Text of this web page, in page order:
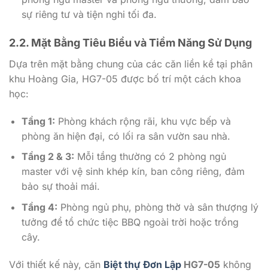
sự riêng tư và tiện nghi tối đa.
2.2. Mặt Bằng Tiêu Biểu và Tiềm Năng Sử Dụng
Dựa trên mặt bằng chung của các căn liền kề tại phân
khu Hoàng Gia, HG7-05 được bố trí một cách khoa
học:
Tầng 1: Phòng khách rộng rãi, khu vực bếp và
phòng ăn hiện đại, có lối ra sân vườn sau nhà.
Tầng 2 & 3: Mỗi tầng thường có 2 phòng ngủ
master với vệ sinh khép kín, ban công riêng, đảm
bảo sự thoải mái.
Tầng 4: Phòng ngủ phụ, phòng thờ và sân thượng lý
tưởng để tổ chức tiệc BBQ ngoài trời hoặc trồng
cây.
Với thiết kế này, căn Biệt thự Đơn Lập HG7-05 không